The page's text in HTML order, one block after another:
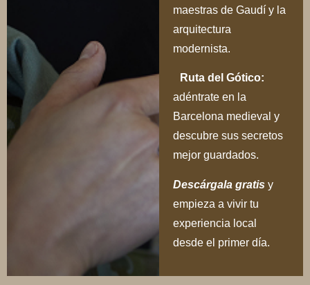
maestras de Gaudí y la
arquitectura
modernista.
Ruta del Gótico:
adéntrate en la
Barcelona medieval y
descubre sus secretos
mejor guardados.
Descárgala gratis y
empieza a vivir tu
experiencia local
desde el primer día.